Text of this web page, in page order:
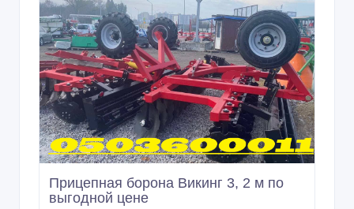
Прицепная борона Викинг 3, 2 м по
выгодной цене